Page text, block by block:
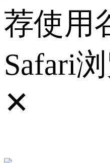
荐使用
Safari浏
✕